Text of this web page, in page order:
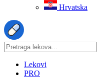
Hrvatska
Lekovi
PRO